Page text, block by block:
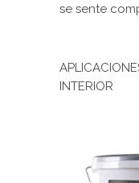
se sente
INTERIOR